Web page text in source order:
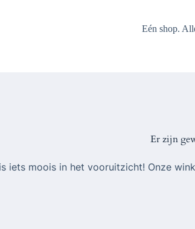
Eén shop.
Er zijn
iets moois in het vooruitzicht! Onze